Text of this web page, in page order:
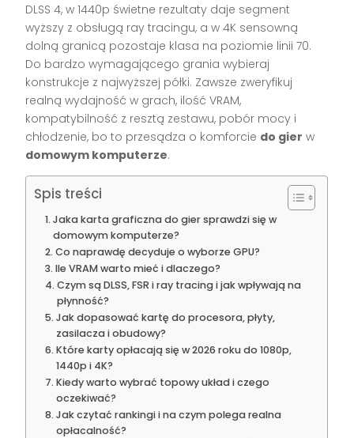
DLSS 4, w 1440p świetne rezultaty daje segment
wyższy z obsługą ray tracingu, a w 4K sensowną
dolną granicą pozostaje klasa na poziomie linii 70.
Do bardzo wymagającego grania wybieraj
konstrukcje z najwyższej półki. Zawsze zweryfikuj
realną wydajność w grach, ilość VRAM,
kompatybilność z resztą zestawu, pobór mocy i
chłodzenie, bo to przesądza o komforcie do gier w
domowym komputerze.
Spis treści
Jaka karta graficzna do gier sprawdzi się w
domowym komputerze?
Co naprawdę decyduje o wyborze GPU?
Ile VRAM warto mieć i dlaczego?
Czym są DLSS, FSR i ray tracing i jak wpływają na
płynność?
Jak dopasować kartę do procesora, płyty,
zasilacza i obudowy?
Które karty opłacają się w 2026 roku do 1080p,
1440p i 4K?
Kiedy warto wybrać topowy układ i czego
oczekiwać?
Jak czytać rankingi i na czym polega realna
opłacalność?